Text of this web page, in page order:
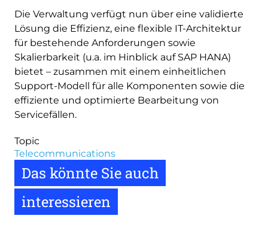
Die Verwaltung verfügt nun über eine validierte
Lösung die Effizienz, eine flexible IT-Architektur
für bestehende Anforderungen sowie
Skalierbarkeit (u.a. im Hinblick auf SAP HANA)
bietet – zusammen mit einem einheitlichen
Support-Modell für alle Komponenten sowie die
effiziente und optimierte Bearbeitung von
Servicefällen.
Topic
Telecommunications
Das könnte Sie auch
interessieren